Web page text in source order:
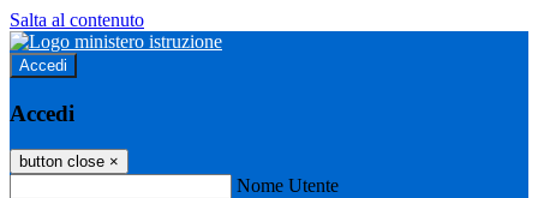
Salta al contenuto
Accedi
Accedi
button close ×
Nome Utente